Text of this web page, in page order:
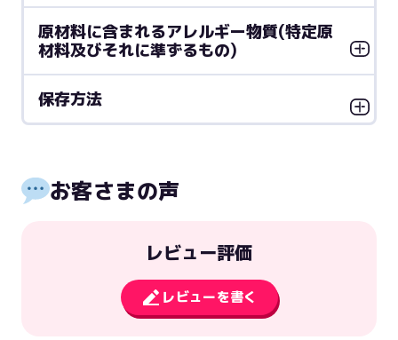
原材料に含まれるアレルギー物質(特定原
材料及びそれに準ずるもの)
保存方法
お客さまの声
レビュー評価
レビューを書く